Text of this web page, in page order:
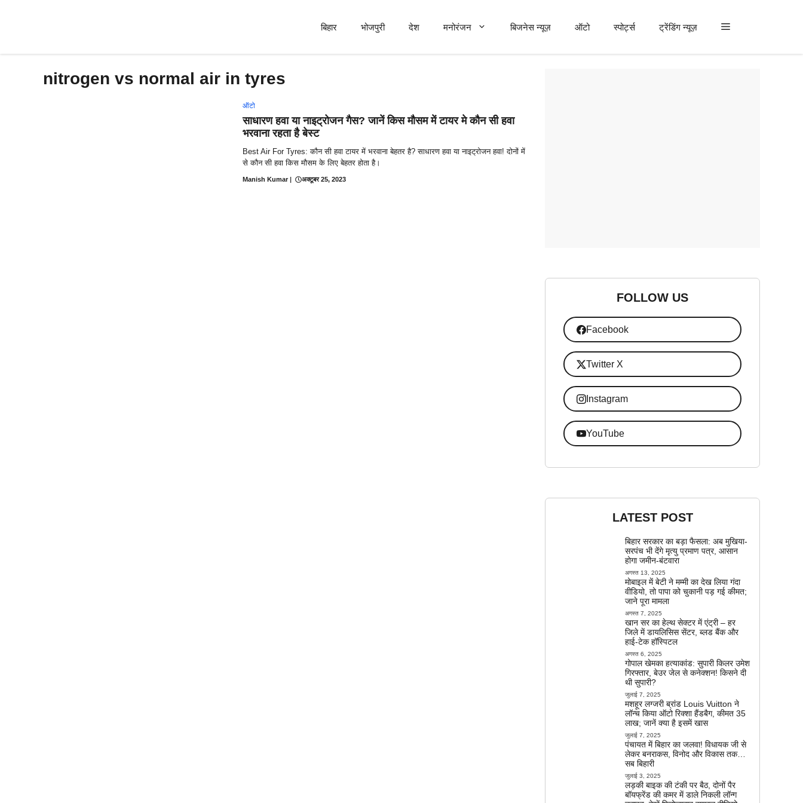
बिहार भोजपुरी देश मनोरंजन बिजनेस न्यूज़ ऑटो स्पोर्ट्स ट्रेंडिंग न्यूज़
nitrogen vs normal air in tyres
ऑटो
साधारण हवा या नाइट्रोजन गैस? जानें किस मौसम में टायर मे कौन सी हवा
भरवाना रहता है बेस्ट
Best Air For Tyres: कौन सी हवा टायर में भरवाना बेहतर है? साधारण हवा या नाइट्रोजन हवा! दोनों में
से कौन सी हवा किस मौसम के लिए बेहतर होता है।
Manish Kumar | अक्टूबर 25, 2023
FOLLOW US
Facebook
Twitter X
Instagram
YouTube
LATEST POST
बिहार सरकार का बड़ा फैसला: अब मुखिया-
सरपंच भी देंगे मृत्यु प्रमाण पत्र, आसान
होगा जमीन-बंटवारा
अगस्त 13, 2025
मोबाइल में बेटी ने मम्मी का देख लिया गंदा
वीडियो, तो पापा को चुकानी पड़ गई कीमत;
जाने पूरा मामला
अगस्त 7, 2025
खान सर का हेल्थ सेक्टर में एंट्री – हर
जिले में डायलिसिस सेंटर, ब्लड बैंक और
हाई-टेक हॉस्पिटल
अगस्त 6, 2025
गोपाल खेमका हत्याकांड: सुपारी किलर उमेश
गिरफ्तार, बेउर जेल से कनेक्शन! किसने दी
थी सुपारी?
जुलाई 7, 2025
मशहूर लग्जरी ब्रांड Louis Vuitton ने
लॉन्च किया ऑटो रिक्शा हैंडबैग, कीमत 35
लाख; जानें क्या है इसमें खास
जुलाई 7, 2025
पंचायत में बिहार का जलवा! विधायक जी से
लेकर बनराकस, विनोद और विकास तक…
सब बिहारी
जुलाई 3, 2025
लड़की बाइक की टंकी पर बैठ, दोनों पैर
बॉयफ्रेंड की कमर में डाले निकली लॉन्ग